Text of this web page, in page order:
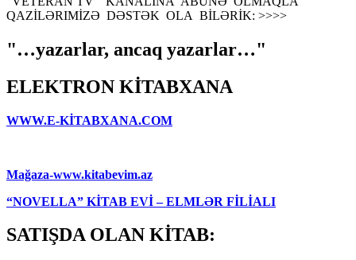
QAZİLƏRIMİZƏ DƏSTƏK OLA BİLƏRİK: >>>>
"…yazarlar, ancaq yazarlar…"
ELEKTRON KİTABXANA
WWW.E-KİTABXANA.COM
Mağaza-www.kitabevim.az
“NOVELLA” KİTAB EVİ – ELMLƏR FİLİALI
SATIŞDA OLAN KİTAB: